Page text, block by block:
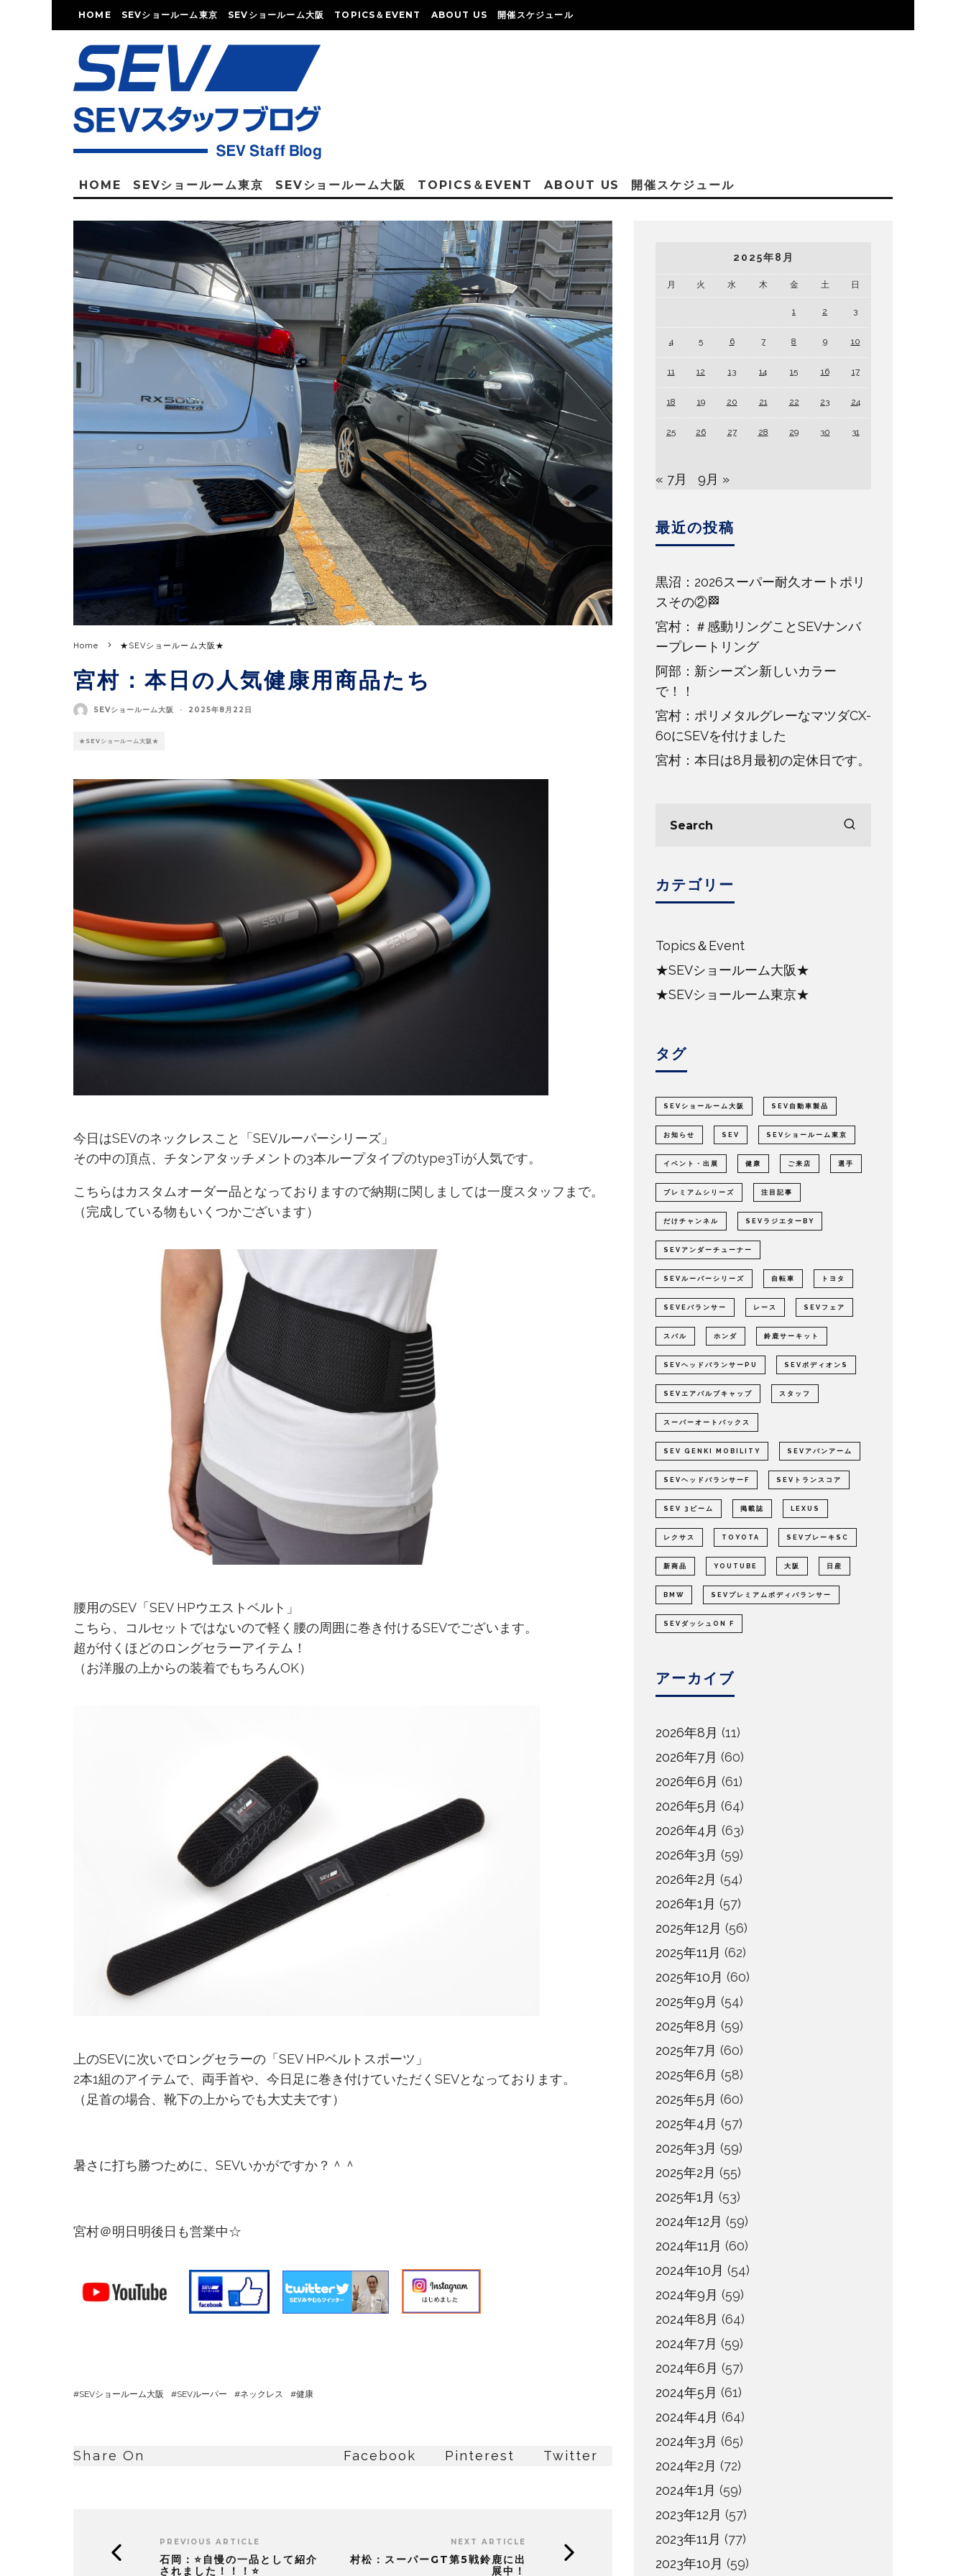
HOME SEVショールーム東京 SEVショールーム大阪 TOPICS＆EVENT ABOUT US 開催スケジュール
HOME SEVショールーム東京 SEVショールーム大阪 TOPICS＆EVENT ABOUT US 開催スケジュール
Home ★SEVショールーム大阪★
宮村：本日の人気健康用商品たち
SEVショールーム大阪 · 2025年8月22日
★SEVショールーム大阪★
今日はSEVのネックレスこと「SEVルーパーシリーズ」
その中の頂点、チタンアタッチメントの3本ループタイプのtype3Tiが人気です。
こちらはカスタムオーダー品となっておりますので納期に関しましては一度スタッフまで。
（完成している物もいくつかございます）
腰用のSEV「SEV HPウエストベルト」
こちら、コルセットではないので軽く腰の周囲に巻き付けるSEVでございます。
超が付くほどのロングセラーアイテム！
（お洋服の上からの装着でもちろんOK）
上のSEVに次いでロングセラーの「SEV HPベルトスポーツ」
2本1組のアイテムで、両手首や、今日足に巻き付けていただくSEVとなっております。
（足首の場合、靴下の上からでも大丈夫です）
暑さに打ち勝つために、SEVいかがですか？＾＾
宮村＠明日明後日も営業中☆
SEVショールーム大阪 SEVルーパー ネックレス 健康
Share On Facebook Pinterest Twitter
PREVIOUS ARTICLE
石岡：⭐自慢の一品として紹介
されました！！！⭐
NEXT ARTICLE
村松：スーパーGT第5戦鈴鹿に出
展中！
2025年8月
月 火 水 木 金 土 日
1 2 3
4 5 6 7 8 9 10
11 12 13 14 15 16 17
18 19 20 21 22 23 24
25 26 27 28 29 30 31
« 7月 9月 »
最近の投稿
黒沼：2026スーパー耐久オートポリ
スその②🏁
宮村：＃感動リングことSEVナンバ
ープレートリング
阿部：新シーズン新しいカラー
で！！
宮村：ポリメタルグレーなマツダCX-
60にSEVを付けました
宮村：本日は8月最初の定休日です。
カテゴリー
Topics＆Event
★SEVショールーム大阪★
★SEVショールーム東京★
タグ
SEVショールーム大阪 SEV自動車製品
お知らせ SEV SEVショールーム東京
イベント・出展 健康 ご来店 選手
プレミアムシリーズ 注目記事
だけチャンネル SEVラジエターBY
SEVアンダーチューナー
SEVルーパーシリーズ 自転車 トヨタ
SEVEバランサー レース SEVフェア
スバル ホンダ 鈴鹿サーキット
SEVヘッドバランサーPU SEVボディオンS
SEVエアバルブキャップ スタッフ
スーパーオートバックス
SEV GENKI MOBILITY SEVアバンアーム
SEVヘッドバランサーF SEVトランスコア
SEV 3ビーム 掲載誌 LEXUS
レクサス TOYOTA SEVブレーキSC
新商品 YOUTUBE 大阪 日産
BMW SEVプレミアムボディバランサー
SEVダッシュON F
アーカイブ
2026年8月 (11)
2026年7月 (60)
2026年6月 (61)
2026年5月 (64)
2026年4月 (63)
2026年3月 (59)
2026年2月 (54)
2026年1月 (57)
2025年12月 (56)
2025年11月 (62)
2025年10月 (60)
2025年9月 (54)
2025年8月 (59)
2025年7月 (60)
2025年6月 (58)
2025年5月 (60)
2025年4月 (57)
2025年3月 (59)
2025年2月 (55)
2025年1月 (53)
2024年12月 (59)
2024年11月 (60)
2024年10月 (54)
2024年9月 (59)
2024年8月 (64)
2024年7月 (59)
2024年6月 (57)
2024年5月 (61)
2024年4月 (64)
2024年3月 (65)
2024年2月 (72)
2024年1月 (59)
2023年12月 (57)
2023年11月 (77)
2023年10月 (59)